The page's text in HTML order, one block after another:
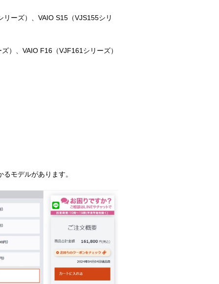
ーズ）、VAIO S15（VJS155シリ
）、VAIO F16（VJF161シリーズ）
モデルがあります。